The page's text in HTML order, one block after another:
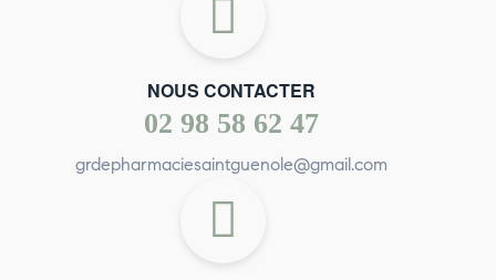
NOUS CONTACTER
02 98 58 62 47
grdepharmaciesaintguenole@gmail.com